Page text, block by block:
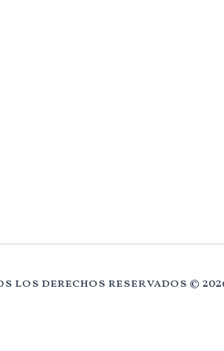
los derechos reservados ©